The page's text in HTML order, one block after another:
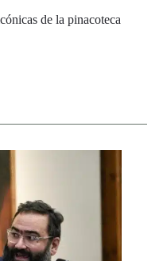
de la pinacoteca